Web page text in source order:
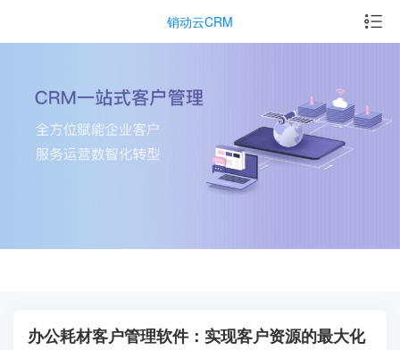
销动云CRM
办公耗材客户管理软件：实现客户资源的最大化